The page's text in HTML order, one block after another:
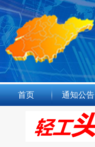
首页 通知公告